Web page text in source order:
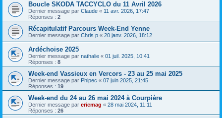
Boucle SKODA TACCYCLO du 11 Avril 2026
Dernier message par Claude « 11 avr. 2026, 17:47
Réponses : 2
Récapitulatif Parcours Week-End Yenne
Dernier message par Chris p « 20 janv. 2026, 18:12
Ardéchoise 2025
Dernier message par nathalie « 01 juil. 2025, 10:41
Réponses : 8
Week-end Vassieux en Vercors - 23 au 25 mai 2025
Dernier message par Phipec « 07 juin 2025, 21:45
Réponses : 19
Week-end du 24 au 26 mai 2024 à Courpière
Dernier message par ericmag « 28 mai 2024, 11:11
Réponses : 26